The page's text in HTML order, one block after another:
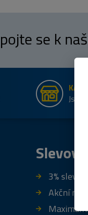
se k
Slevový
3% sleva
Akční